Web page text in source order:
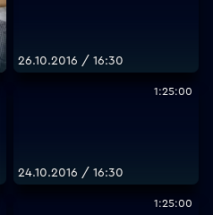
26.10.2016 / 16:30
1:25:00
24.10.2016 / 16:30
1:25:00